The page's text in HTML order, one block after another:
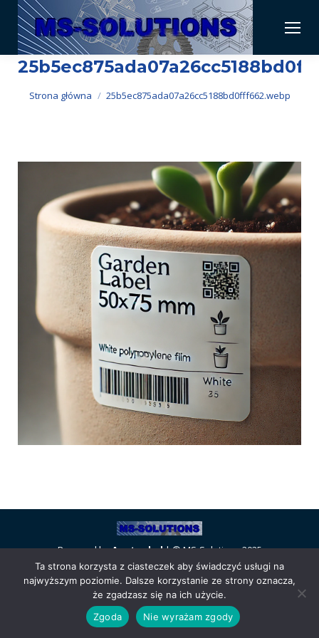
Jesteś tutaj:
Strona główna 25b5ec875ada07a26cc5188bd0fff662.webp
Powered byAnetpol.pl| © MS-Solutions 2025
Logowanie / rejestracja
Polityka prywatności
Regulamin
sklepu
Cennik wysyłek
Ta strona korzysta z ciasteczek aby świadczyć usługi na
najwyższym poziomie. Dalsze korzystanie ze strony oznacza,
że zgadzasz się na ich użycie.
Zgoda
Nie wyrażam zgody